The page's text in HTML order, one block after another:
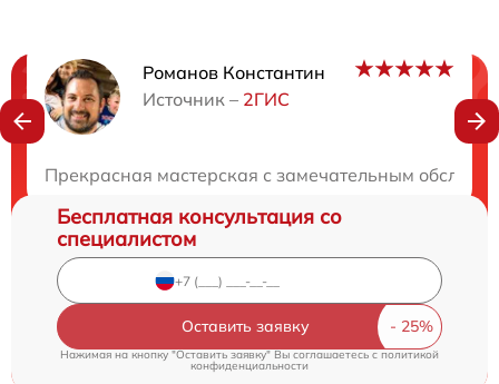
Романов Константин
Источник – 2ГИС
Прекрасная мастерская с замечательным
Нужна консультация?
Бесплатная консультация со
специалистом
Оставить заявку
Нажимая на кнопку "Оставить заявку" Вы соглашаетесь c политикой
конфиденциальности